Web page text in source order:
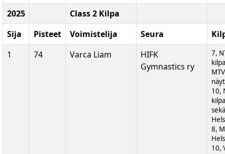
2025
Class 2 Kilpa
Sija
Pisteet Voimistelija Seura
1
74 Varca Liam
HIFK
Gymnastics ry
7,
10,
8,
10,